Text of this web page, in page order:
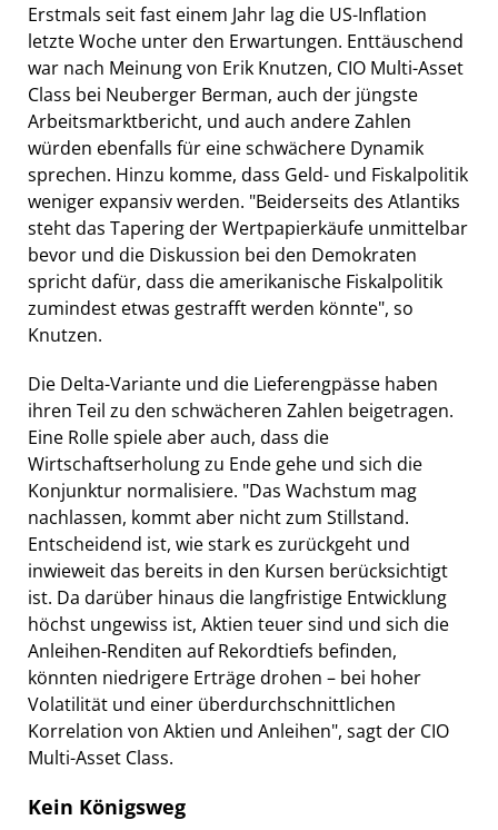
Erstmals seit fast einem Jahr lag die US-Inflation
letzte Woche unter den Erwartungen. Enttäuschend
war nach Meinung von Erik Knutzen, CIO Multi-Asset
Class bei Neuberger Berman, auch der jüngste
Arbeitsmarktbericht, und auch andere Zahlen
würden ebenfalls für eine schwächere Dynamik
sprechen. Hinzu komme, dass Geld- und Fiskalpolitik
weniger expansiv werden. "Beiderseits des Atlantiks
steht das Tapering der Wertpapierkäufe unmittelbar
bevor und die Diskussion bei den Demokraten
spricht dafür, dass die amerikanische Fiskalpolitik
zumindest etwas gestrafft werden könnte", so
Knutzen.
Die Delta-Variante und die Lieferengpässe haben
ihren Teil zu den schwächeren Zahlen beigetragen.
Eine Rolle spiele aber auch, dass die
Wirtschaftserholung zu Ende gehe und sich die
Konjunktur normalisiere. "Das Wachstum mag
nachlassen, kommt aber nicht zum Stillstand.
Entscheidend ist, wie stark es zurückgeht und
inwieweit das bereits in den Kursen berücksichtigt
ist. Da darüber hinaus die langfristige Entwicklung
höchst ungewiss ist, Aktien teuer sind und sich die
Anleihen-Renditen auf Rekordtiefs befinden,
könnten niedrigere Erträge drohen – bei hoher
Volatilität und einer überdurchschnittlichen
Korrelation von Aktien und Anleihen", sagt der CIO
Multi-Asset Class.
Kein Königsweg